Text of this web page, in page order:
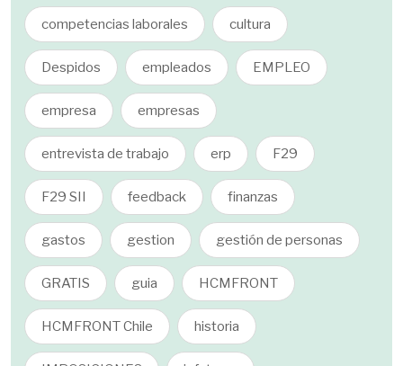
competencias laborales cultura
Despidos empleados EMPLEO
empresa empresas
entrevista de trabajo erp F29
F29 SII feedback finanzas
gastos gestion gestión de personas
GRATIS guia HCMFRONT
HCMFRONT Chile historia